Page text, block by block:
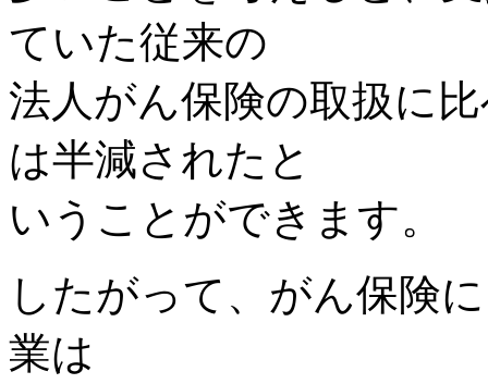
ていた従来の
法人がん保険の取扱に
は半減されたと
いうことができます。
したがって、がん保険
業は